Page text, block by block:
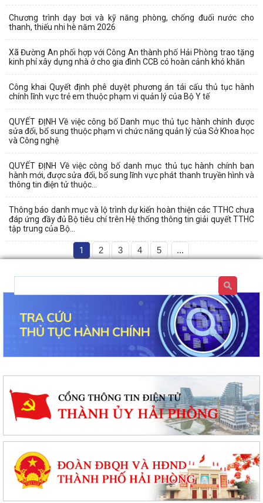
Chương trình dạy bơi và kỹ năng phòng, chống đuối nước cho
thanh, thiếu nhi hè năm 2026
Xã Đường An phối hợp với Công An thành phố Hải Phòng trao tặng
kinh phí xây dựng nhà ở cho gia đình CCB có hoàn cảnh khó khăn
Công khai Quyết định phê duyệt phương án tái cấu thủ tục hành
chính lĩnh vực trẻ em thuộc phạm vi quản lý của Bộ Y tế
QUYẾT ĐỊNH Về việc công bố Danh mục thủ tục hành chính được
sửa đổi, bổ sung thuộc phạm vi chức năng quản lý của Sở Khoa học
và Công nghệ
QUYẾT ĐỊNH Về việc công bố danh mục thủ tục hành chính ban
hành mới, được sửa đổi, bổ sung lĩnh vực phát thanh truyền hình và
thông tin điện tử thuộc...
Thông báo danh mục và lộ trình dự kiến hoàn thiện các TTHC chưa
đáp ứng đầy đủ Bộ tiêu chí trên Hệ thống thông tin giải quyết TTHC
tập trung của Bộ...
1 2 3 4 5 ...